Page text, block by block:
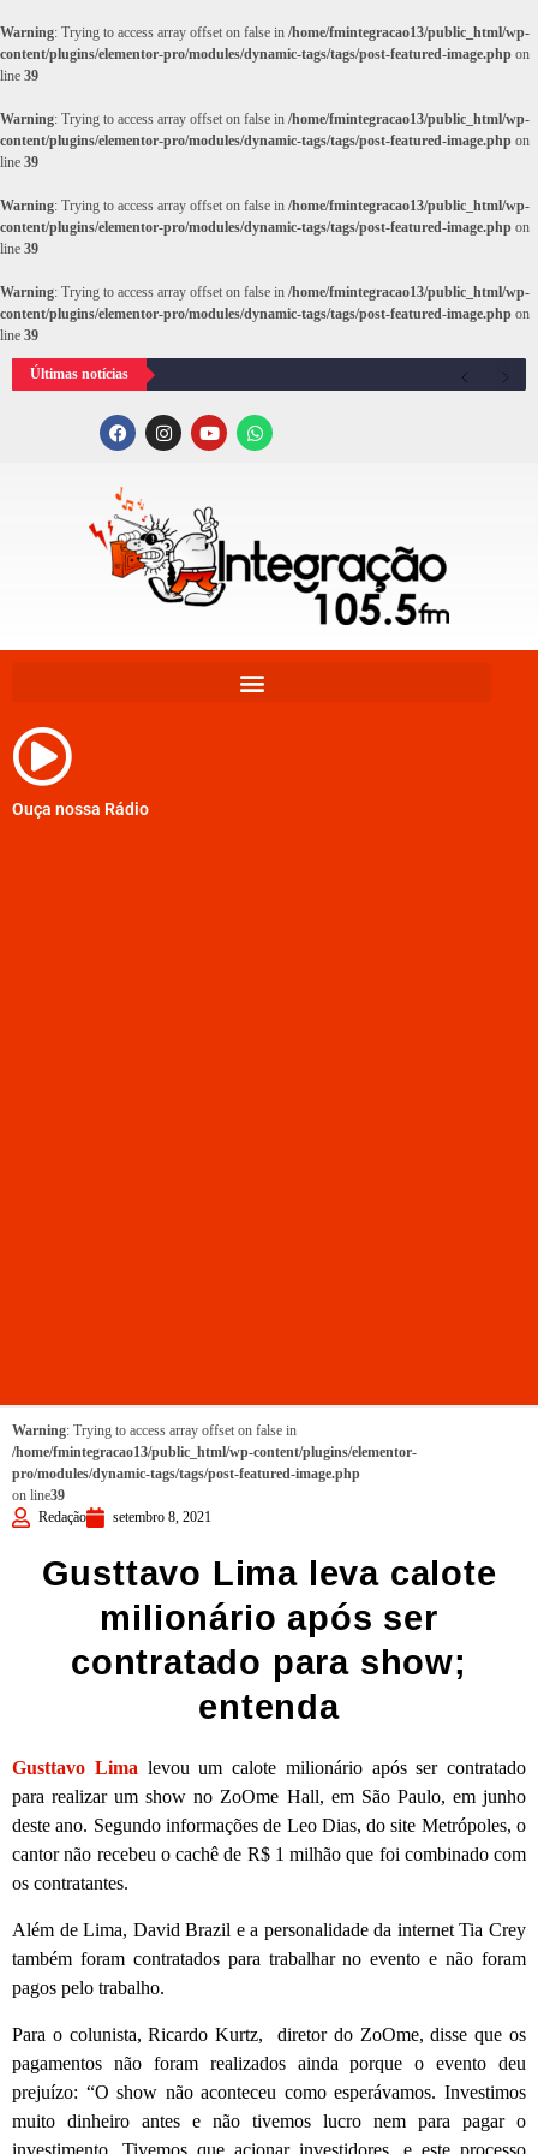
Warning: Trying to access array offset on false in /home/fmintegracao13/public_html/wp-
content/plugins/elementor-pro/modules/dynamic-tags/tags/post-featured-image.php on
line 39
Warning: Trying to access array offset on false in /home/fmintegracao13/public_html/wp-
content/plugins/elementor-pro/modules/dynamic-tags/tags/post-featured-image.php on
line 39
Warning: Trying to access array offset on false in /home/fmintegracao13/public_html/wp-
content/plugins/elementor-pro/modules/dynamic-tags/tags/post-featured-image.php on
line 39
Warning: Trying to access array offset on false in /home/fmintegracao13/public_html/wp-
content/plugins/elementor-pro/modules/dynamic-tags/tags/post-featured-image.php on
line 39
Últimas notícias
Ouça nossa Rádio
Warning: Trying to access array offset on false in
/home/fmintegracao13/public_html/wp-content/plugins/elementor-
pro/modules/dynamic-tags/tags/post-featured-image.php
on line39
Redação
setembro 8, 2021
Gusttavo Lima leva calote
milionário após ser
contratado para show;
entenda
Gusttavo Lima levou um calote milionário após ser contratado
para realizar um show no ZoOme Hall, em São Paulo, em junho
deste ano. Segundo informações de Leo Dias, do site Metrópoles, o
cantor não recebeu o cachê de R$ 1 milhão que foi combinado com
os contratantes.
Além de Lima, David Brazil e a personalidade da internet Tia Crey
também foram contratados para trabalhar no evento e não foram
pagos pelo trabalho.
Para o colunista, Ricardo Kurtz, diretor do ZoOme, disse que os
pagamentos não foram realizados ainda porque o evento deu
prejuízo: “O show não aconteceu como esperávamos. Investimos
muito dinheiro antes e não tivemos lucro nem para pagar o
investimento. Tivemos que acionar investidores, e este processo